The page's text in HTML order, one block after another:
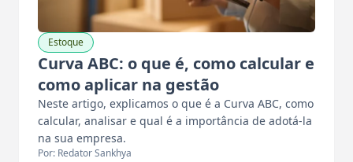
Estoque
Curva ABC: o que é, como calcular e
como aplicar na gestão
Neste artigo, explicamos o que é a Curva ABC, como
calcular, analisar e qual é a importância de adotá-la
na sua empresa.
Por: Redator Sankhya